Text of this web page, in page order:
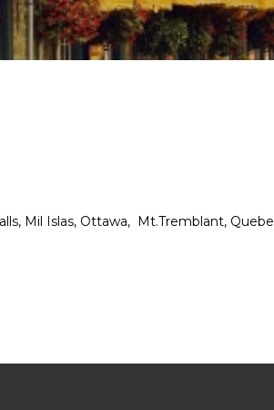
Mil Islas, Ottawa, Mt.Tremblant,